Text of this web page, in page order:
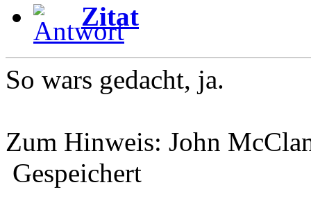
Zitat
So wars gedacht, ja.
Zum Hinweis: John
Gespeichert